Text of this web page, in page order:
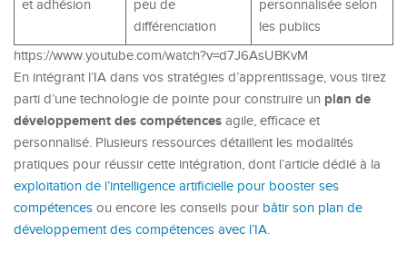
et adhésion
peu de
différenciation
personnalisée selon
les publics
https://www.youtube.com/watch?v=d7J6AsUBKvM
En intégrant l’IA dans vos stratégies d’apprentissage, vous tirez
parti d’une technologie de pointe pour construire un plan de
développement des compétences agile, efficace et
personnalisé. Plusieurs ressources détaillent les modalités
pratiques pour réussir cette intégration, dont l’article dédié à la
exploitation de l’intelligence artificielle pour booster ses
compétences ou encore les conseils pour bâtir son plan de
développement des compétences avec l’IA.